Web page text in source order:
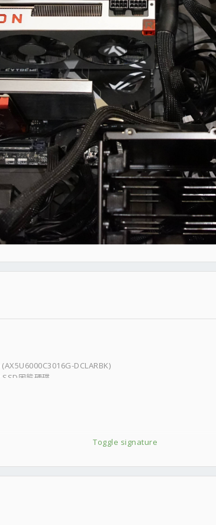
Toggle signature
DCLARBK)
固態硬碟